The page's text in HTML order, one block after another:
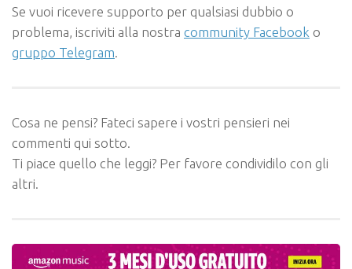
Se vuoi ricevere supporto per qualsiasi dubbio o
problema, iscriviti alla nostra community Facebook o
gruppo Telegram.
Cosa ne pensi? Fateci sapere i vostri pensieri nei
commenti qui sotto.
Ti piace quello che leggi? Per favore condividilo con gli
altri.